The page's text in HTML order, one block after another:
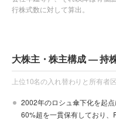
行株式数に対して算出。
大株主・株主構成 — 持
上位10名の入れ替わりと所有者
2002年のロシュ傘下化を起
60%超を一貫保有しており